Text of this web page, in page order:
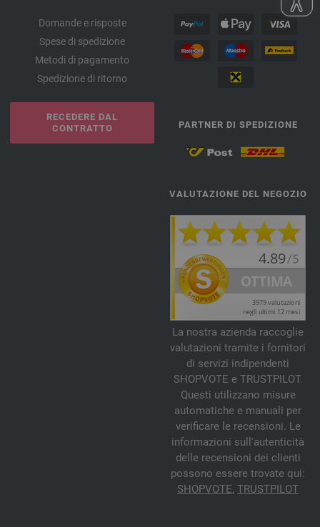
Domande e risposte
Spese di spedizione
Metodi di pagamento
Spedizione di ritorno
RECEDERE DAL
CONTRATTO
PARTNER DI SPEDIZIONE
VALUTAZIONE DEL NEGOZIO
La nostra azienda raccoglie
valutazioni tramite i fornitori
di servizi indipendenti
SHOPVOTE e TRUSTPILOT.
Questi utilizzano misure
automatiche e manuali per
verificare le recensioni. Le
informazioni sull'autenticità
delle recensioni dei clienti
possono essere trovate qui:
SHOPVOTE, TRUSTPILOT